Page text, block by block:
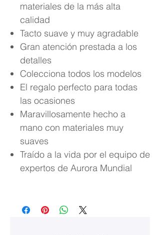
materiales de la más alta
calidad
Tacto suave y muy agradable
Gran atención prestada a los
detalles
Colecciona todos los modelos
El regalo perfecto para todas
las ocasiones
Maravillosamente hecho a
mano con materiales muy
suaves
Traído a la vida por el equipo de
expertos de Aurora Mundial